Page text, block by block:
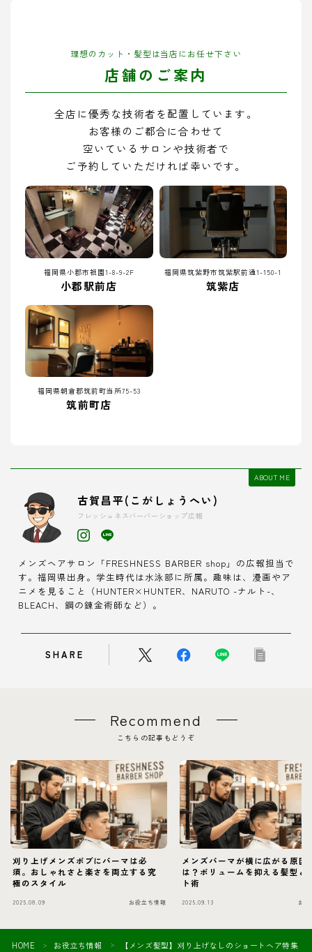
理想のカット・髪型は当店にお任せ下さい
店舗のご案内
全店に優秀な技術者を配置しています。
お客様のご都合に合わせて
空いているサロンや技術者で
ご予約していただければ幸いです。
福岡県小郡市祇園1-8-9-2F
小郡駅前店
福岡県筑紫野市筑紫駅前通1-150-1
筑紫店
福岡県朝倉郡筑前町当所75-53
筑前町店
ABOUT ME
古賀昌平(こがしょうへい)
フレッシュネスバーバーショップ広報
メンズヘアサロン「FRESHNESS BARBER shop」の広報担当で
す。福岡県出身。学生時代は水泳部に所属。趣味は、漫画やア
ニメを見ること（HUNTER×HUNTER、NARUTO -ナルト-、
BLEACH、鋼の錬金術師など）。
SHARE
Recommend
こちらの記事もどうぞ
刈り上げメンズボブにパーマは必
須。おしゃれさと楽さを両立する究
極のスタイル
2025.08.09 お役立ち情報
メンズパーマが横に広がる原因
は？ボリュームを抑える髪型と
ト術
2025.09.13 お
HOME ＞ お役立ち情報 ＞ 【メンズ髪型】刈り上げなしのショートヘア特集